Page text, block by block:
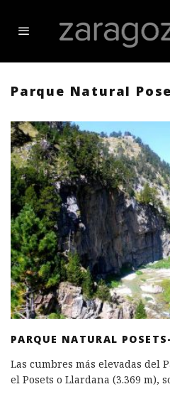
Parque Natural
PARQUE NATURAL
Las cumbres más elevadas del
el Posets o Llardana (3.369 m),